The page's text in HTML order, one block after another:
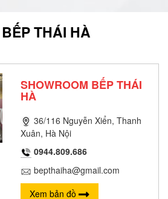
THÁI HÀ
SHOWROOM BẾP THÁI
HÀ
36/116 Nguyễn Xiển, Thanh
Xuân, Hà Nội
0944.809.686
bepthaiha@gmail.com
Xem bản đồ